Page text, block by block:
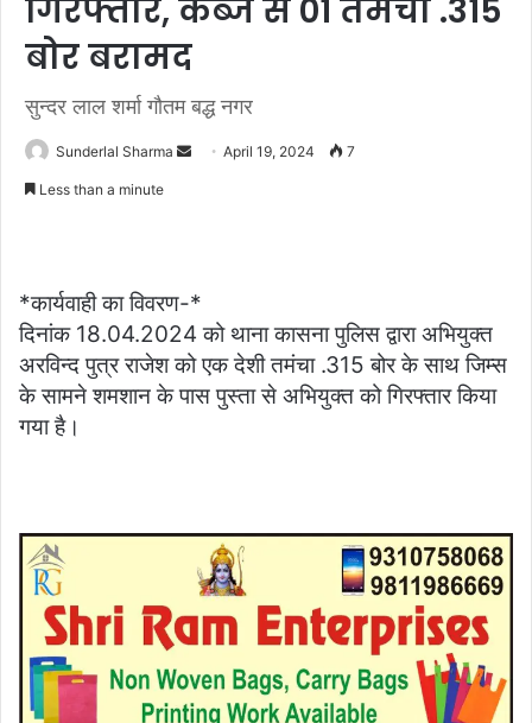
गिरफ्तार, कब्जे से 01 तमंचा .315
बोर बरामद
सुन्दर लाल शर्मा गौतम बद्ध नगर
Sunderlal Sharma
SendApril 19, 2024 7
Less than a minute
*कार्यवाही का विवरण-*
दिनांक 18.04.2024 को थाना कासना पुलिस द्वारा अभियुक्त
अरविन्द पुत्र राजेश को एक देशी तमंचा .315 बोर के साथ जिम्स
के सामने शमशान के पास पुस्ता से अभियुक्त को गिरफ्तार किया
गया है।